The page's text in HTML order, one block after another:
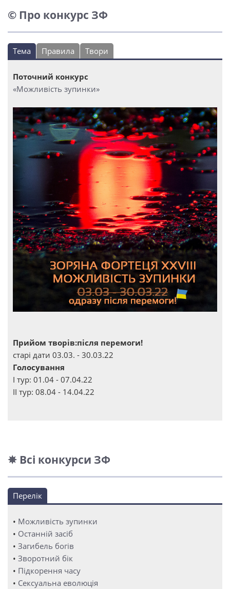
© Про конкурс ЗФ
Тема Правила Твори
Поточний конкурс
«Можливість зупинки»
Прийом творів:після перемоги!
старі дати 03.03. - 30.03.22
Голосування
І тур: 01.04 - 07.04.22
ІІ тур: 08.04 - 14.04.22
✵ Всі конкурси ЗФ
Перелік
• Можливість зупинки
• Останній засіб
• Загибель богів
• Зворотний бік
• Підкорення часу
• Сексуальна еволюція